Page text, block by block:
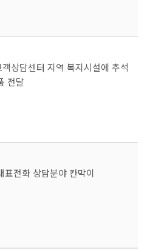
상담센터 지역 복지시설에 추석
전달
표전화 상담분야 칸막이